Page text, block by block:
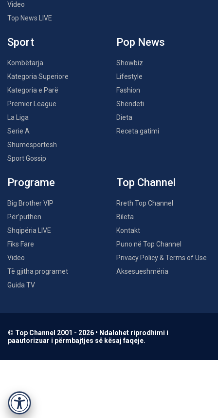
Video
Top News LIVE
Sport
Kombëtarja
Kategoria Superiore
Kategoria e Parë
Premier League
La Liga
Serie A
Shumësportësh
Sport Gossip
Pop News
Showbiz
Lifestyle
Fashion
Shëndeti
Dieta
Receta gatimi
Programe
Big Brother VIP
Për’puthen
Shqipëria LIVE
Fiks Fare
Video
Të gjitha programet
Guida TV
Top Channel
Rreth Top Channel
Bileta
Kontakt
Puno në Top Channel
Privacy Policy & Terms of Use
Aksesueshmëria
© Top Channel 2001 - 2026 • Ndalohet riprodhimi i
paautorizuar i përmbajtjes së kësaj faqeje.